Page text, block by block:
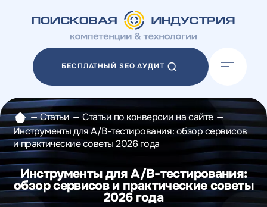
БЕСПЛАТНЫЙ SEO АУДИТ
Акции
Отзывы
Разработка сайтов
Разработка прототипов
Разработка контента
Реклама у блогеров
Веб-аналитика
— Статьи — Статьи по конверсии на сайте —
Инструменты для A/B-тестирования: обзор сервисов
и практические советы 2026 года
Инструменты для A/B-тестирования:
обзор сервисов и практические советы
2026 года